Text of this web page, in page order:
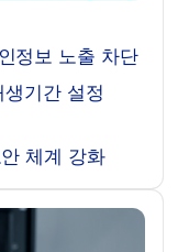
정보 노출 차단
생기간 설정
체계 강화